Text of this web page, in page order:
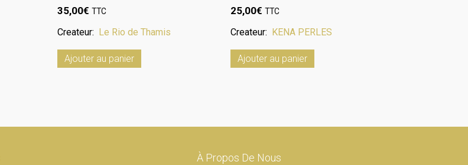
35,00€ TTC
Createur: Le Rio de Thamis
Ajouter au panier
25,00€ TTC
Createur: KENA PERLES
Ajouter au panier
À Propos De Nous